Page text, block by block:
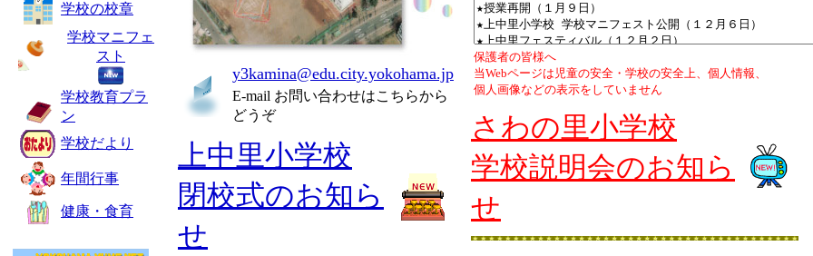
学校の校章
学校マニフェ
スト
学校教育プラ
ン
学校だより
年間行事
健康・食育
y3kamina@edu.city.yokohama.jp
E-mail お問い合わせはこちらから
どうぞ
上中里小学校
閉校式のお知ら
せ
保護者の皆様へ
当Webページは児童の安全・学校の安全上、個人情報、
個人画像などの表示をしていません
さわの里小学校
学校説明会のお知ら
せ